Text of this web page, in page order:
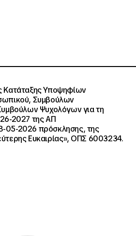
Κατάταξης Υποψηφίων
Συμβούλων
Ψυχολόγων για τη
2027 της ΑΠ
2026 πρόσκλησης, της
Ευκαιρίας», ΟΠΣ 6003234.